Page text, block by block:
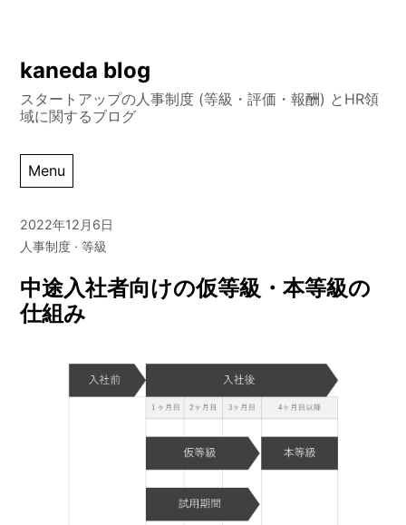
Skip
content
kaneda blog
スタートアップの人事制度 (等級・評価・報酬) とHR領
域に関するブログ
Menu
2022年12月6日
人事制度
等級
中途入社者向けの仮等級・本等級の
仕組み